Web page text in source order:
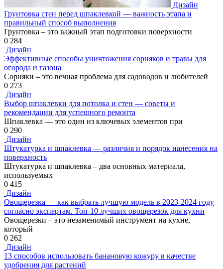
Дизайн
Грунтовка стен перед шпаклевкой — важность этапа и
правильный способ выполнения
Грунтовка – это важный этап подготовки поверхности
0 284
Дизайн
Эффективные способы уничтожения сорняков и травы для
огорода и газона
Сорняки – это вечная проблема для садоводов и любителей
0 273
Дизайн
Выбор шпаклевки для потолка и стен — советы и
рекомендации для успешного ремонта
Шпаклевка — это один из ключевых элементов при
0 290
Дизайн
Штукатурка и шпаклевка — различия и порядок нанесения на
поверхность
Штукатурка и шпаклевка – два основных материала,
используемых
0 415
Дизайн
Овощерезка — как выбрать лучшую модель в 2023-2024 году
согласно экспертам. Топ-10 лучших овощерезок для кухни
Овощерезки – это незаменимый инструмент на кухне,
который
0 262
Дизайн
13 способов использовать банановую кожуру в качестве
удобрения для растений